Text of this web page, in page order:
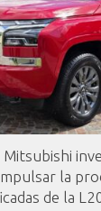
Mitsubishi
la
de la